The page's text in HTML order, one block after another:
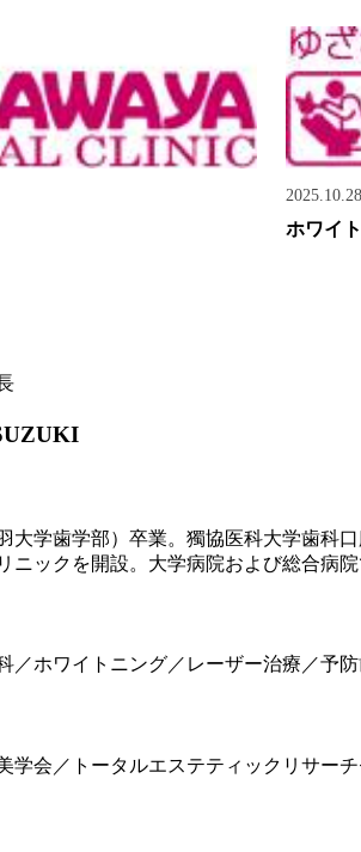
2025.10.28
ホワイ
大学歯学部）卒業。獨協医科大学歯科
ニックを開設。大学病院および総合病
／ホワイトニング／レーザー治療／予
学会／トータルエステティックリサー